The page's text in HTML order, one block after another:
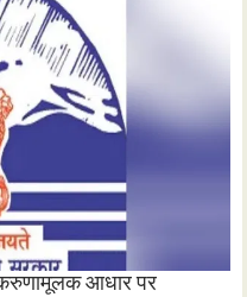
करुणामूलक आधार पर